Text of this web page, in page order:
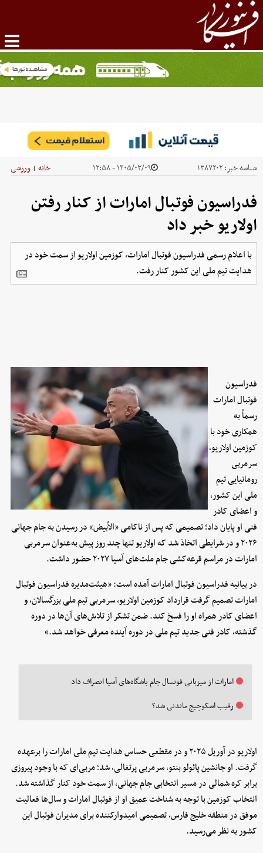
شناسه خبر:۱۳۸۷۲۰۲ ۱۴۰۵/۰۳/۰۹ - ۱۲:۵۸ خانه | ورزشی
فدراسیون فوتبال امارات از کنار رفتن
اولاریو خبر داد
با اعلام رسمی فدراسیون فوتبال امارات، کوزمین اولاریو از سمت خود در
هدایت تیم ملی این کشور کنار رفت.
فدراسیون
فوتبال امارات
رسماً به
همکاری خود با
کوزمین اولاریو،
سرمربی
رومانیایی تیم
ملی این کشور،
و اعضای کادر
فنی او پایان داد؛ تصمیمی که پس از ناکامی «الأبیض» در رسیدن به جام جهانی
۲۰۲۶ و در شرایطی اتخاذ شد که اولاریو تنها چند روز پیش به‌عنوان سرمربی
امارات در مراسم قرعه‌کشی جام ملت‌های آسیا ۲۰۲۷ حضور داشت.
در بیانیه فدراسیون فوتبال امارات آمده است: «هیئت‌مدیره فدراسیون فوتبال
امارات تصمیم گرفت قرارداد کوزمین اولاریو، سرمربی تیم ملی بزرگسالان، و
اعضای کادر همراه او را فسخ کند. ضمن تشکر از تلاش‌های آن‌ها در دوره
گذشته، کادر فنی جدید تیم ملی در دوره آینده معرفی خواهد شد.»
امارات از میزبانی فوتسال جام باشگاه‌های آسیا انصراف داد
رقیب اسکوچیچ ماندنی شد؟
اولاریو در آوریل ۲۰۲۵ و در مقطعی حساس هدایت تیم ملی امارات را برعهده
گرفت. او جانشین پائولو بنتو، سرمربی پرتغالی، شد؛ مربی‌ای که با وجود پیروزی
برابر کره شمالی در مسیر انتخابی جام جهانی، از سمت خود کنار گذاشته شد.
انتخاب کوزمین با توجه به شناخت عمیق او از فوتبال امارات و سال‌ها فعالیت
موفق در منطقه خلیج فارس، تصمیمی امیدوارکننده برای مدیران فوتبال این
کشور به نظر می‌رسید.